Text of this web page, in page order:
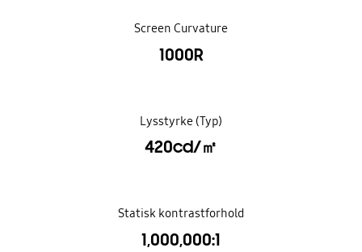
Screen Curvature
1000R
Lysstyrke (Typ)
420cd/㎡
Statisk kontrastforhold
1,000,000:1